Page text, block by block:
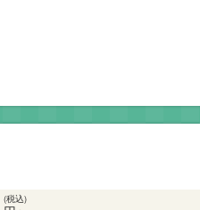
(税込)